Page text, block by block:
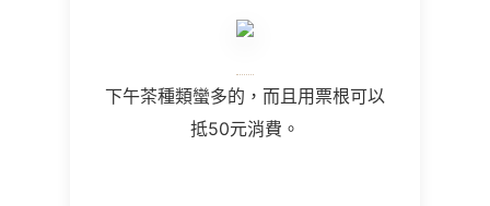
下午茶種類蠻多的，而且用票根可以
抵50元消費。